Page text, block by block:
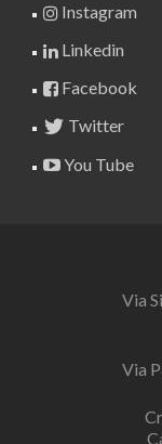
Instagram
Linkedin
Facebook
Twitter
You Tube
Via
Via